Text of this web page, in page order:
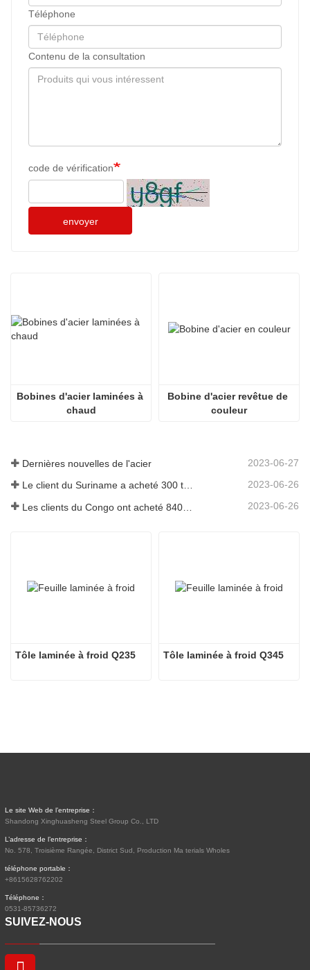
Téléphone
Contenu de la consultation
code de vérification
envoyer
Bobines d'acier laminées à
chaud
Bobine d'acier revêtue de
couleur
Dernières nouvelles de l'acier 2023-06-27
Le client du Suriname a acheté 300 tonnes de barres d'armature 2023-06-26
2023-06-26
Tôle laminée à froid Q235 Tôle laminée à froid Q345
Le site Web de l’entreprise：
Shandong Xinghuasheng Steel Group Co., LTD
L’adresse de l’entreprise：
No. 578, Troisième Rangée, District Sud, Production Ma terials Wholes
téléphone portable：
+8615628762202
Téléphone：
0531-85736272
SUIVEZ-NOUS